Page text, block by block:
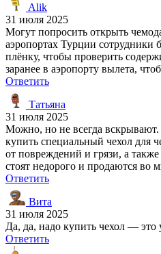
Alik
31 июля 2025
Могут попросить открыть
аэропортах Турции сотрудники
плёнку, чтобы проверить
заранее в аэропорту вылета,
Ответить
Татьяна
31 июля 2025
Можно, но не всегда
купить специальный чехол для
от повреждений и грязи, а
стоят недорого и продаются во
Ответить
Вита
31 июля 2025
Да, да, надо купить чехол — это
Ответить